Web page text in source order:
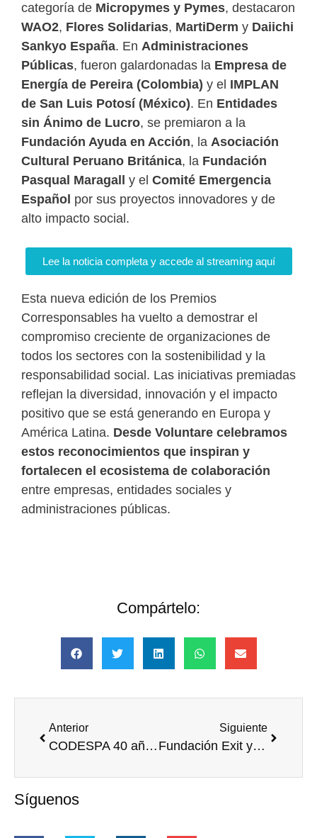
categoría de Micropymes y Pymes, destacaron
WAO2, Flores Solidarias, MartiDerm y Daiichi
Sankyo España. En Administraciones
Públicas, fueron galardonadas la Empresa de
Energía de Pereira (Colombia) y el IMPLAN
de San Luis Potosí (México). En Entidades
sin Ánimo de Lucro, se premiaron a la
Fundación Ayuda en Acción, la Asociación
Cultural Peruano Británica, la Fundación
Pasqual Maragall
y el Comité Emergencia
Español por sus proyectos innovadores y de
alto impacto social.
Lee la noticia completa y accede al streaming aquí
Esta nueva edición de los Premios
Corresponsables ha vuelto a demostrar el
compromiso creciente de organizaciones de
todos los sectores con la sostenibilidad y la
responsabilidad social. Las iniciativas premiadas
reflejan la diversidad, innovación y el impacto
positivo que se está generando en Europa y
América Latina. Desde Voluntare celebramos
estos reconocimientos que inspiran y
fortalecen el ecosistema de colaboración
entre empresas, entidades sociales y
administraciones públicas.
Compártelo:
Anterior
CODESPA 40 años creando oportunidades. ¡Súmate a las actividades conmemorativas!
Siguiente
Fundación Exit y Atresmedia: De Jóvenes Promesas a Grandes Realidades
Síguenos